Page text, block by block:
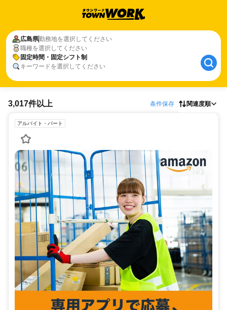
広島県勤務地を選択してください
職種を選択してください
固定時間・固定シフト制
キーワードを選択してください
3,017件以上 条件保存 関連度順
アルバイト・パート